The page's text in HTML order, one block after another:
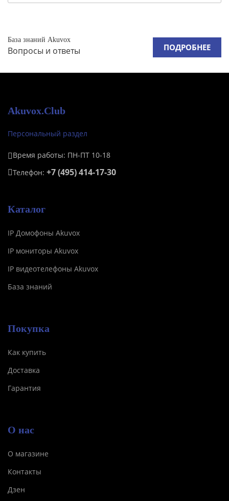
База знаний Akuvox
Вопросы и ответы ПОДРОБНЕЕ
Akuvox.Club
Персональный раздел
Время работы: ПН-ПТ 10-18
Телефон: +7 (495) 414-17-30
Каталог
IP Домофоны Akuvox
IP мониторы Akuvox
IP видеотелефоны Akuvox
База знаний
Покупка
Как купить
Доставка
Гарантия
О нас
О магазине
Контакты
Дзен